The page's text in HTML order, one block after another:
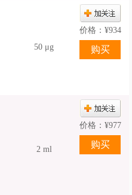
50 μg
价格： ¥934
2 ml
价格： ¥977